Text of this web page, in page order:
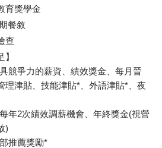
育獎學金
餐敘
查
】
競爭力的薪資、績效獎金、每月晉
理津貼、技能津貼*、外語津貼*、夜
年2次績效調薪機會、年終獎金(視營
)
推薦獎勵*